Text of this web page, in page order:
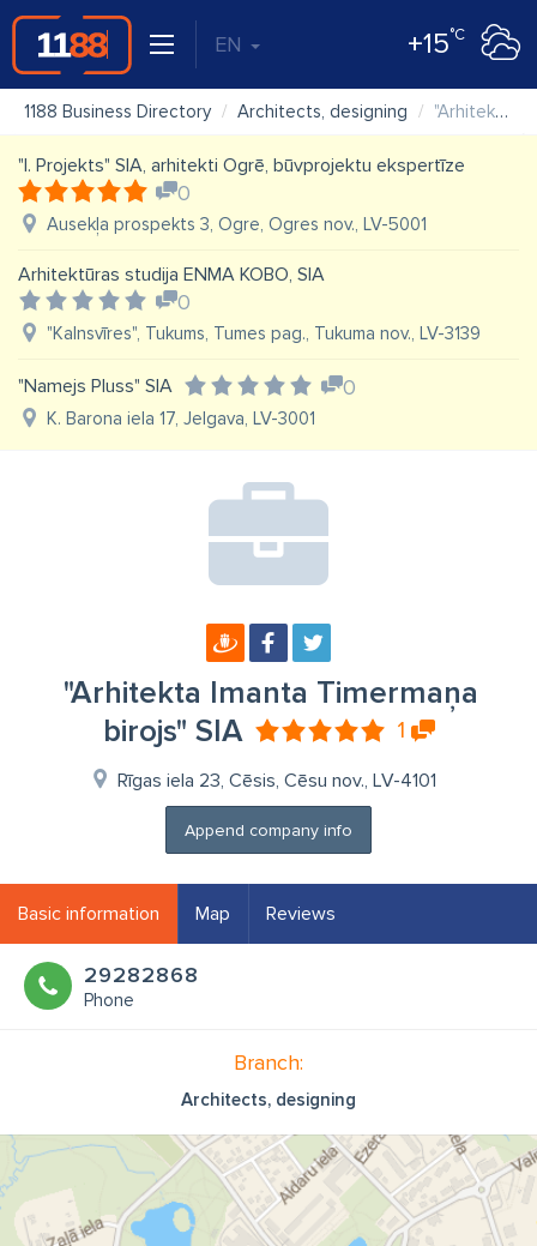
EN +15°C
1188 Business Directory Architects, designing "Arhitekta Imanta Timermaņa birojs" SIA
"I. Projekts" SIA, arhitekti Ogrē, būvprojektu ekspertīze
0
Ausekļa prospekts 3, Ogre, Ogres nov., LV-5001
Arhitektūras studija ENMA KOBO, SIA
0
"Kalnsvīres", Tukums, Tumes pag., Tukuma nov., LV-3139
"Namejs Pluss" SIA 0
K. Barona iela 17, Jelgava, LV-3001
"Arhitekta Imanta Timermaņa
birojs" SIA
1
Rīgas iela 23, Cēsis, Cēsu nov., LV-4101
Append company info
Basic information Map Reviews
29282868
Phone
Branch:
Architects, designing